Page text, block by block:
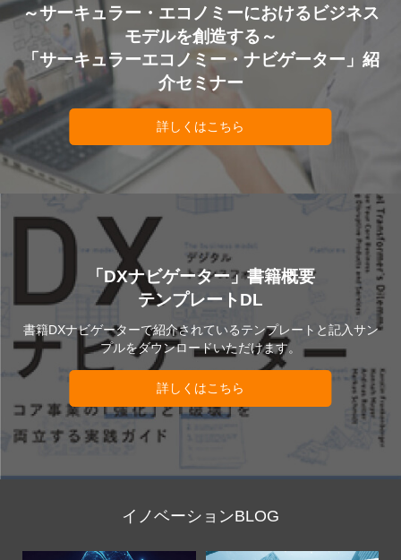
～サーキュラー・エコノミーにおけるビジネス
モデルを創造する～
「サーキュラーエコノミー・ナビゲーター」紹
介セミナー
詳しくはこちら
「DXナビゲーター」書籍概要
テンプレートDL
書籍DXナビゲーターで紹介されているテンプレートと記入サン
プルをダウンロードいただけます。
詳しくはこちら
イノベーションBLOG